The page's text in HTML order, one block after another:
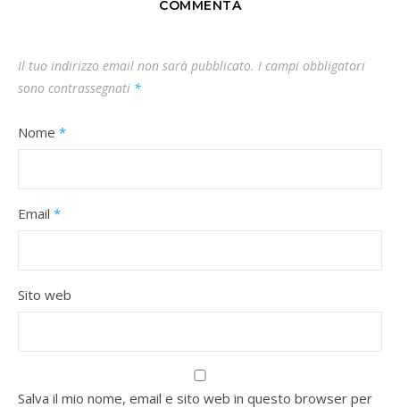
COMMENTA
Il tuo indirizzo email non sarà pubblicato. I campi obbligatori
sono contrassegnati *
Nome *
Email *
Sito web
Salva il mio nome, email e sito web in questo browser per